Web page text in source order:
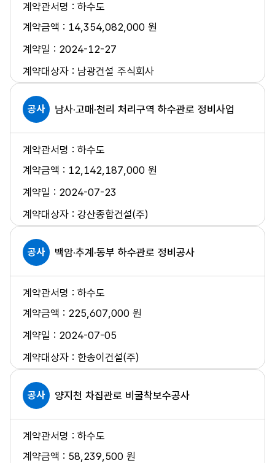
하수도
14,354,082,000 원
2024-12-27
남광건설 주식회사
하수도
공사 남사·고매·천리 처리구역 하수관로 정비사업
12,142,187,000 원
2024-07-23
강산종합건설(주)
하수도
공사 백암·추계·동부 하수관로 정비공사
225,607,000 원
2024-07-05
한송이건설(주)
하수도
공사 양지천 차집관로 비굴착보수공사
58,239,500 원